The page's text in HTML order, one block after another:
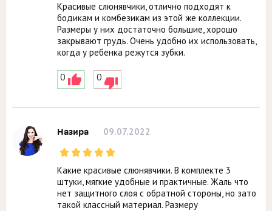
Красивые слюнявчики, отлично подходят к
бодикам и комбезикам из этой же коллекции.
Размеры у них достаточно большие, хорошо
закрывают грудь. Очень удобно их использовать,
когда у ребенка режутся зубки.
0 0
Назира 09.07.2022
Какие красивые слюнявчики. В комплекте 3
штуки, мягкие удобные и практичные. Жаль что
нет защитного слоя с обратной стороны, но зато
такой классный материал. Размеру